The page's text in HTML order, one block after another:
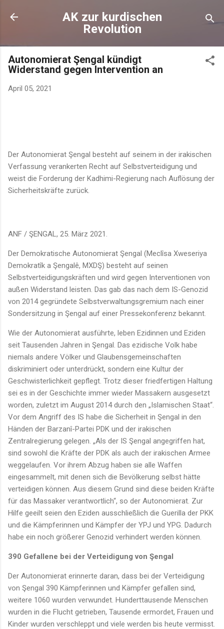
Direkt zum Hauptbereich
AK zur kurdischen
Revolution
Autonomierat Şengal kündigt
Widerstand gegen Intervention an
April 05, 2021
Der Autonomierat Şengal besteht auf seinem in der irakischen
Verfassung verankerten Recht auf Selbstverteidigung und
weist die Forderung der Kadhimi-Regierung nach Auflösung der
Sicherheitskräfte zurück.
ANF / ŞENGAL, 25. März 2021.
Der Demokratische Autonomierat Şengal (Meclîsa Xweseriya
Demokratîk a Şengalê, MXDŞ) besteht auf seinen
Selbstverteidigungskräften und wird gegen Interventionen von
außen Widerstand leisten. Das gab das nach dem IS-Genozid
von 2014 gegründete Selbstverwaltungsgremium nach einer
Sondersitzung in Şengal auf einer Pressekonferenz bekannt.
Wie der Autonomierat ausführte, leben Ezidinnen und Eziden
seit Tausenden Jahren in Şengal. Das ezidische Volk habe
niemals andere Völker und Glaubensgemeinschaften
diskriminiert oder unterdrückt, sondern eine Kultur der
Geschwisterlichkeit gepflegt. Trotz dieser friedfertigen Haltung
sei es in der Geschichte immer wieder Massakern ausgesetzt
worden, zuletzt im August 2014 durch den „Islamischen Staat“.
Vor dem Angriff des IS habe die Sicherheit in Şengal in den
Händen der Barzanî-Partei PDK und der irakischen
Zentralregierung gelegen. „Als der IS Şengal angegriffen hat,
sind sowohl die Kräfte der PDK als auch der irakischen Armee
weggelaufen. Vor ihrem Abzug haben sie alle Waffen
eingesammelt, mit denen sich die Bevölkerung selbst hätte
verteidigen können. Aus diesem Grund sind diese beiden Kräfte
für das Massaker verantwortlich“, so der Autonomierat. Zur
Hilfe geeilt seien den Eziden ausschließlich die Guerilla der PKK
und die Kämpferinnen und Kämpfer der YPJ und YPG. Dadurch
habe ein noch größerer Genozid verhindert werden können.
390 Gefallene bei der Verteidigung von Şengal
Der Autonomierat erinnerte daran, dass bei der Verteidigung
von Şengal 390 Kämpferinnen und Kämpfer gefallen sind,
weitere 1060 wurden verwundet. Hunderttausende Menschen
wurden in die Flucht getrieben, Tausende ermordet, Frauen und
Kinder wurden verschleppt und viele werden bis heute vermisst.